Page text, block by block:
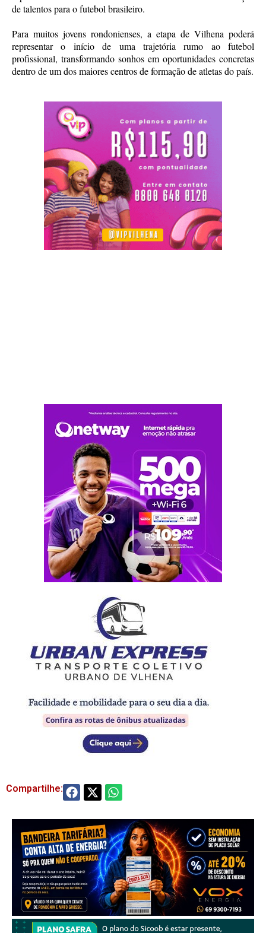
de talentos para o futebol brasileiro.
Para muitos jovens rondonienses, a etapa de Vilhena poderá
representar o início de uma trajetória rumo ao futebol
profissional, transformando sonhos em oportunidades concretas
dentro de um dos maiores centros de formação de atletas do país.
Compartilhe: